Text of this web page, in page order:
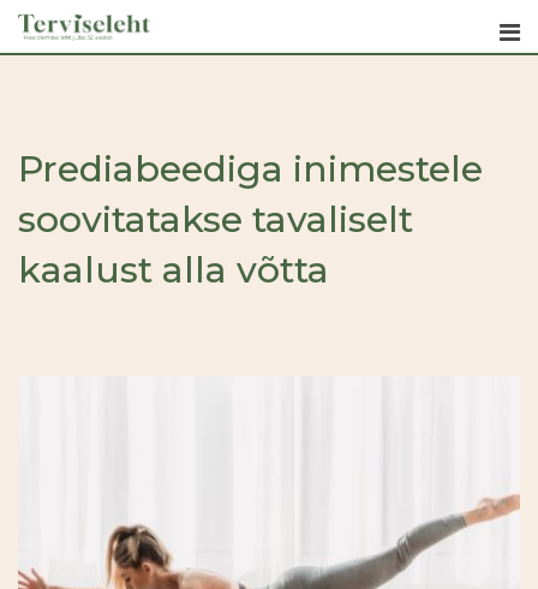
Skip
Prediabeediga inimestele
soovitatakse tavaliselt
kaalust alla võtta